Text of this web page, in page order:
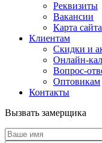
Реквизиты
Вакансии
Карта сайта
Клиентам
Скидки и
Онлайн-
Вопрос-
Оптовикам
Контакты
Вызвать замерщика